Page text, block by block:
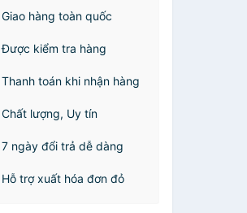
Giao hàng toàn quốc
Được kiểm tra hàng
Thanh toán khi nhận hàng
Chất lượng, Uy tín
7 ngày đổi trả dễ dàng
Hỗ trợ xuất hóa đơn đỏ